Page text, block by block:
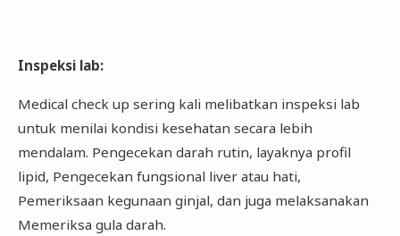
Inspeksi lab:
Medical check up sering kali melibatkan inspeksi lab
untuk menilai kondisi kesehatan secara lebih
mendalam. Pengecekan darah rutin, layaknya profil
lipid, Pengecekan fungsional liver atau hati,
Pemeriksaan kegunaan ginjal, dan juga melaksanakan
Memeriksa gula darah.